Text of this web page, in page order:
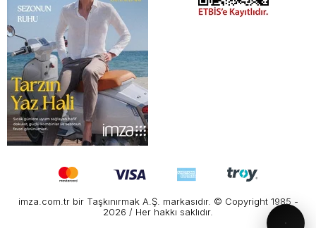
imza.com.tr bir Taşkınırmak A.Ş. markasıdır. © Copyright 1985 -
2026 / Her hakkı saklıdır.